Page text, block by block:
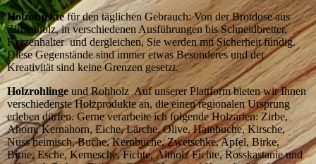
Holzobjektefür den täglichen Gebrauch: Von der Brotdose aus
Zirbenholz, in verschiedenen Ausführungen bis Schneidbretter,
Kerzenhalter und dergleichen, Sie werden mit Sicherheit fündig.
Diese Gegenstände sind immer etwas Besonderes und der
Kreativität sind keine Grenzen gesetzt.
Holzrohlinge und Rohholz Auf unserer Plattform bieten wir Ihnen
verschiedenste Holzprodukte an, die einen regionalen Ursprung
erleben dürfen. Gerne verarbeite ich folgende Holzarten: Zirbe,
Ahorn, Kernahorn, Eiche, Lärche, Olive, Hainbuche, Kirsche,
Nuss heimisch, Buche, Kernbuche, Zwetschke, Apfel, Birke,
Birne, Esche, Kernesche, Fichte, Altholz Fichte, Rosskastanie und